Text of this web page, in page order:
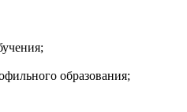
образования;